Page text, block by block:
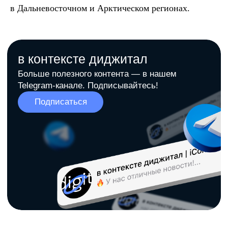
в Дальневосточном и Арктическом регионах.